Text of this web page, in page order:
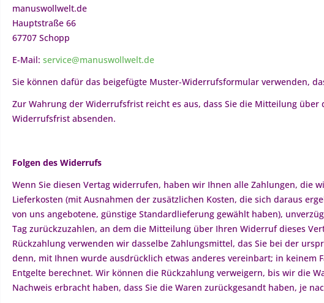
manuswollwelt.de
Hauptstraße 66
67707 Schopp
E-Mail: service@manuswollwelt.de
Sie können dafür das beigefügte Muster-Widerrufsformular verwenden,
Zur Wahrung der Widerrufsfrist reicht es aus, dass Sie die Mitteilung
Widerrufsfrist absenden.
Folgen des Widerrufs
Wenn Sie diesen Vertag widerrufen, haben wir Ihnen alle Zahlungen, die
Lieferkosten (mit Ausnahmen der zusätzlichen Kosten, die sich daraus
von uns angebotene, günstige Standardlieferung gewählt haben),
Tag zurückzuzahlen, an dem die Mitteilung über Ihren Widerruf dieses
Rückzahlung verwenden wir dasselbe Zahlungsmittel, das Sie bei der
denn, mit Ihnen wurde ausdrücklich etwas anderes vereinbart; in keinem
Entgelte berechnet. Wir können die Rückzahlung verweigern, bis wir die
Nachweis erbracht haben, dass Sie die Waren zurückgesandt haben, je